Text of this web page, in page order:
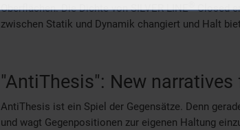
Oberflächen. Die Dichte von SILVER LINE Closed
zwischen Statik und Dynamik changiert und Halt
"AntiThesis": New
AntiThesis ist ein Spiel der Gegensätze. Denn
und wagt Gegenpositionen zur eigenen Haltung